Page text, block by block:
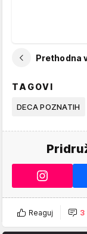
Prethodna
TAGOVI
DECA POZNATIH
Reaguj 3